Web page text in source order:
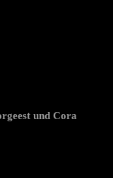
und Cora